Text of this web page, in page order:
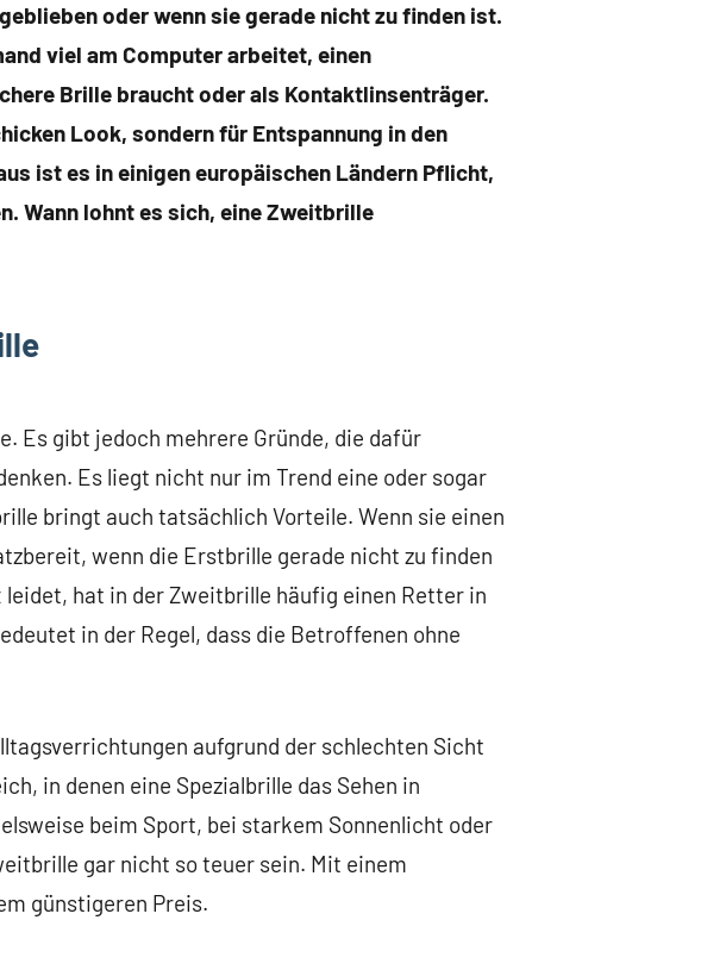
oder wenn sie gerade nicht zu finden ist.
viel am Computer arbeitet, einen
Brille braucht oder als Kontaktlinsenträger.
Look, sondern für Entspannung in den
ist es in einigen europäischen Ländern Pflicht,
Wann lohnt es sich, eine Zweitbrille
Es gibt jedoch mehrere Gründe, die dafür
Es liegt nicht nur im Trend eine oder sogar
bringt auch tatsächlich Vorteile. Wenn sie einen
wenn die Erstbrille gerade nicht zu finden
leidet, hat in der Zweitbrille häufig einen Retter in
in der Regel, dass die Betroffenen ohne
aufgrund der schlechten Sicht
in denen eine Spezialbrille das Sehen in
beim Sport, bei starkem Sonnenlicht oder
gar nicht so teuer sein. Mit einem
günstigeren Preis.